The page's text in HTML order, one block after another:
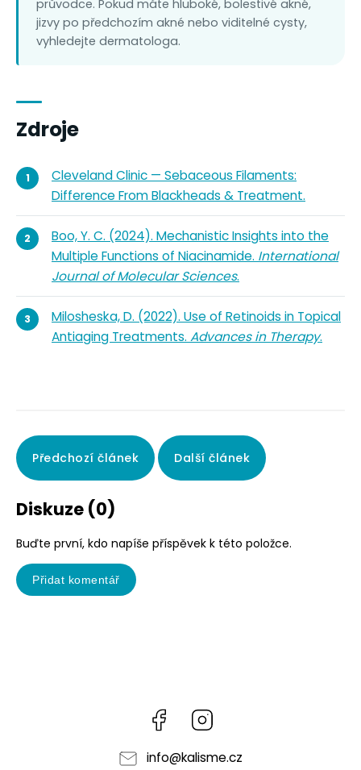
průvodce. Pokud máte hluboké, bolestivé akné,
jizvy po předchozím akné nebo viditelné cysty,
vyhledejte dermatologa.
Zdroje
Cleveland Clinic — Sebaceous Filaments:
Difference From Blackheads & Treatment.
Boo, Y. C. (2024). Mechanistic Insights into the
Multiple Functions of Niacinamide. International
Journal of Molecular Sciences.
Milosheska, D. (2022). Use of Retinoids in Topical
Antiaging Treatments. Advances in Therapy.
Předchozí článek Další článek
Diskuze (0)
Buďte první, kdo napíše příspěvek k této položce.
Přidat komentář
Facebook
info@kalisme.cz